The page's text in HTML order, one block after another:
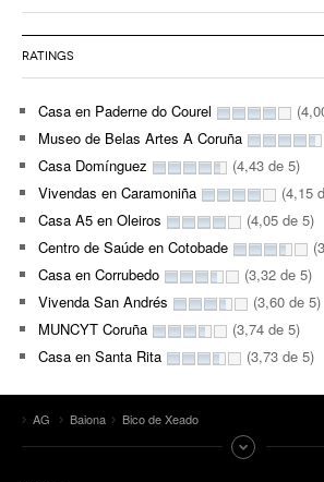
RATINGS
Casa en Paderne do Courel
Museo de Belas Artes A Coruña
Casa Domínguez
(4,43 de 5)
Vivendas en Caramoniña
(4,15
Casa A5 en Oleiros
(4,05 de 5)
Centro de Saúde en Cotobade
Casa en Corrubedo
(3,32 de 5)
Vivenda San Andrés
(3,60 de 5)
MUNCYT Coruña
(3,74 de 5)
Casa en Santa Rita
(3,73 de 5)
AG Baiona Bico de Xeado